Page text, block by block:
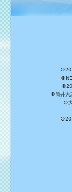
©筒井大
©